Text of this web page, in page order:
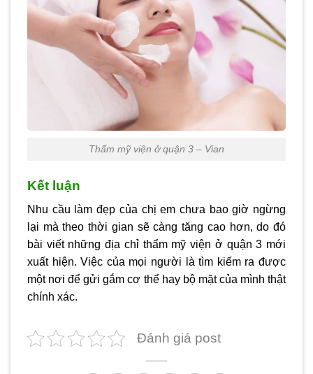
Thẩm mỹ viện ở quận 3 – Vian
Kết luận
Nhu cầu làm đẹp của chị em chưa bao giờ ngừng
lại mà theo thời gian sẽ càng tăng cao hơn, do đó
bài viết những địa chỉ thẩm mỹ viện ở quận 3 mới
xuất hiện. Việc của mọi người là tìm kiếm ra được
một nơi để gửi gắm cơ thể hay bộ mặt của mình thật
chính xác.
Đánh giá post